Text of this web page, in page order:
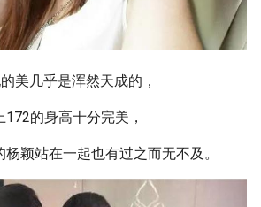
美几乎是浑然天成的，
的身高十分完美，
颖站在一起也有过之而无不及。